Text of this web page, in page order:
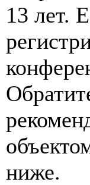
13 лет.
ниже.